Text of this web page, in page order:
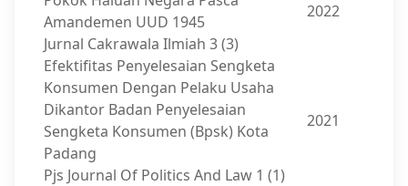
Amandemen UUD 1945
Jurnal Cakrawala Ilmiah 3 (3)
2022
Efektifitas Penyelesaian Sengketa
Konsumen Dengan Pelaku Usaha
Dikantor Badan Penyelesaian
Sengketa Konsumen (Bpsk) Kota
Padang
Pjs Journal Of Politics And Law 1 (1)
2021